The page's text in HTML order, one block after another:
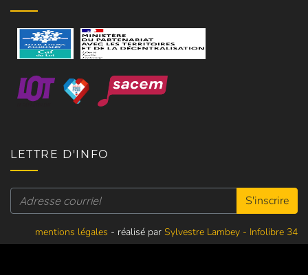
LETTRE D'INFO
S'inscrire
mentions légales - réalisé par Sylvestre Lambey - Infolibre 34